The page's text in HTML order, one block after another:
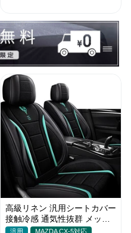
高級リネン 汎用シートカバー
接触冷感 通気性抜群 メッシ
ュ生地 スポーツ感 軽/普自動
汎用 MAZDA CX-5対応